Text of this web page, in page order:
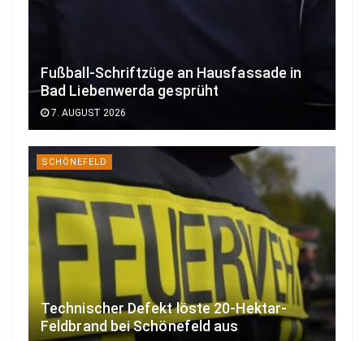
Fußball-Schriftzüge an Hausfassade in
Bad Liebenwerda gesprüht
7. AUGUST 2026
SCHÖNEFELD
Technischer Defekt löste 20-Hektar-
Feldbrand bei Schönefeld aus